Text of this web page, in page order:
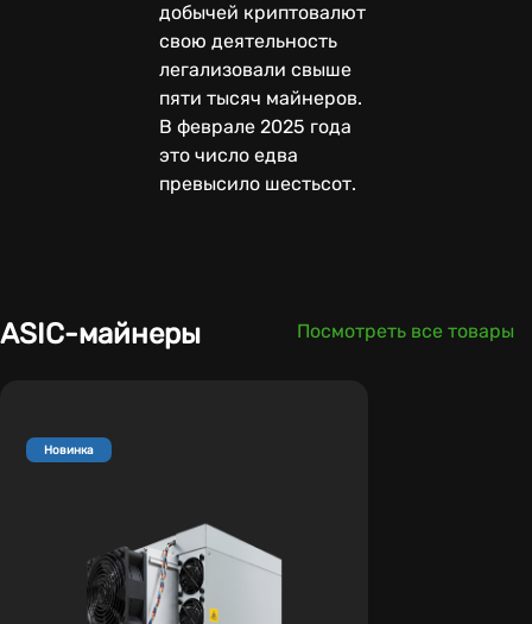
добычей криптовалют
свою деятельность
легализовали свыше
пяти тысяч майнеров.
В феврале 2025 года
это число едва
превысило шестьсот.
ASIC-майнеры Посмотреть все товары
Новинка